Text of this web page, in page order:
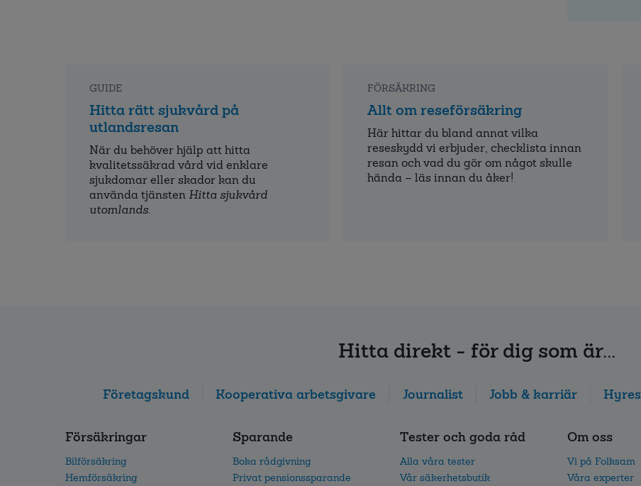
GUIDE
Hitta rätt sjukvård på
utlandsresan
När du behöver hjälp att hitta
kvalitets­säkrad vård vid enklare
sjukdomar eller skador kan du
använda tjänsten Hitta sjukvård
utomlands.
FÖRSÄKRING
Allt om reseförsäkring
Här hittar du bland annat vilka
reseskydd vi erbjuder, checklista innan
resan och vad du gör om något skulle
hända – läs innan du åker!
Hitta direkt - för dig som är...
Företagskund Kooperativa arbetsgivare Journalist Jobb & karriär
Försäkringar
Bilförsäkring
Hemförsäkring
Sparande
Boka rådgivning
Privat pensionssparande
Tester och goda råd
Alla våra tester
Vår säkerhetsbutik
Om oss
Vi på Folksam
Våra experter